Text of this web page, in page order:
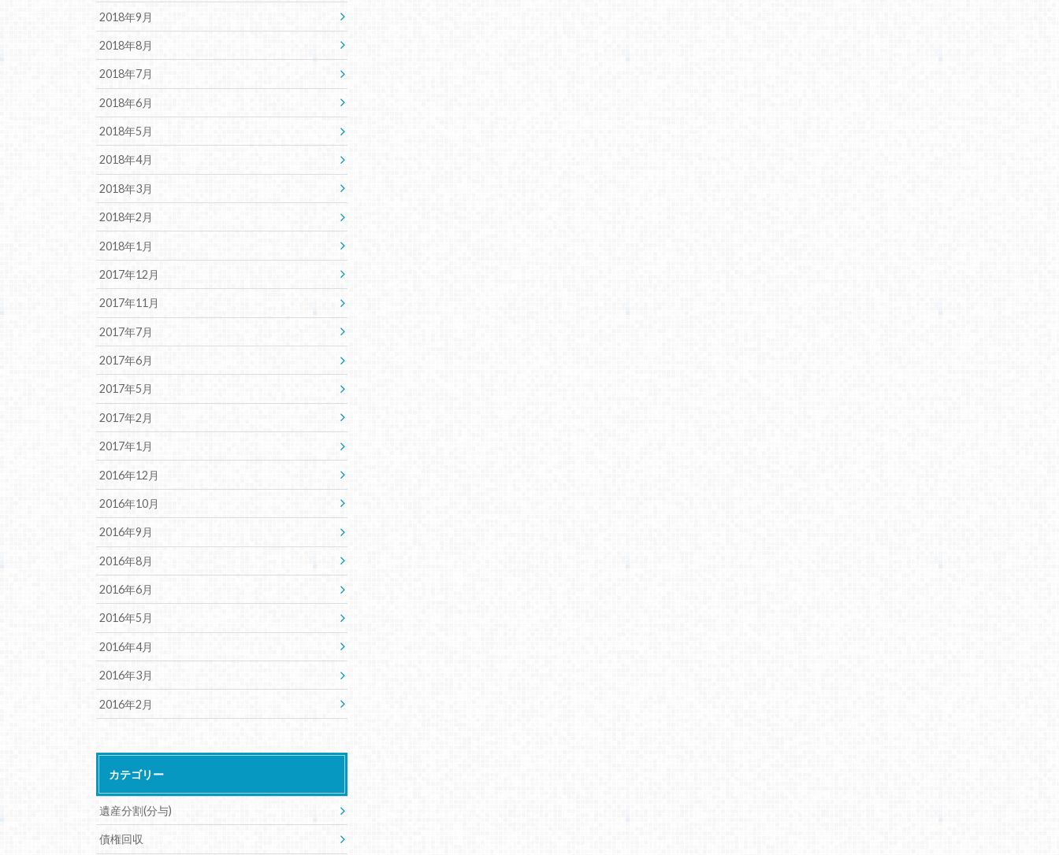
2018年9月
2018年8月
2018年7月
2018年6月
2018年5月
2018年4月
2018年3月
2018年2月
2018年1月
2017年12月
2017年11月
2017年7月
2017年6月
2017年5月
2017年2月
2017年1月
2016年12月
2016年10月
2016年9月
2016年8月
2016年6月
2016年5月
2016年4月
2016年3月
2016年2月
カテゴリー
遺産分割(分与)
債権回収